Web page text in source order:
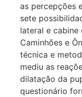
as percepções
sete
lateral e
Caminhões e
técnica e
mediu as
dilatação da
questionário